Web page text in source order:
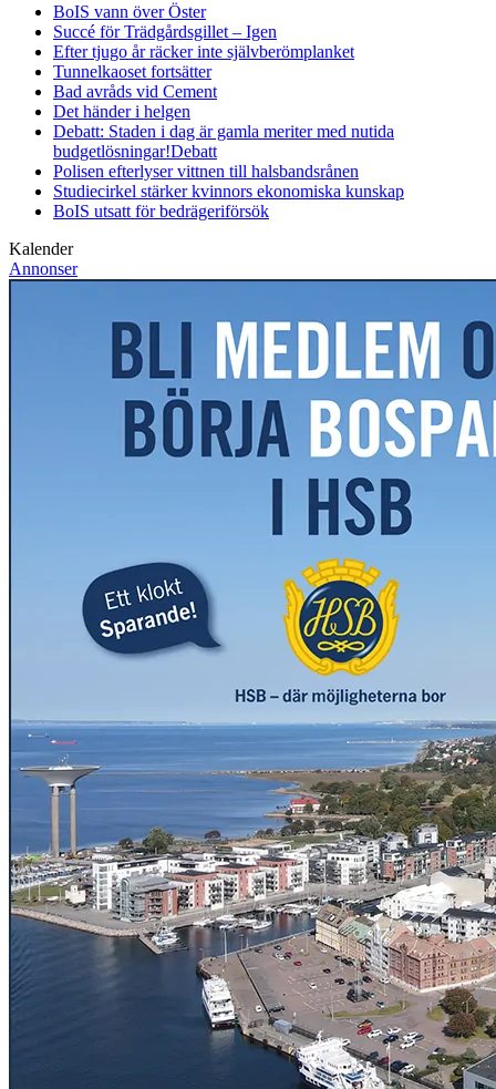
BoIS vann över Öster
Succé för Trädgårdsgillet – Igen
Efter tjugo år räcker inte självberömplanket
Tunnelkaoset fortsätter
Bad avråds vid Cement
Det händer i helgen
Debatt: Staden i dag är gamla meriter med nutida
budgetlösningar!Debatt
Polisen efterlyser vittnen till halsbandsrånen
Studiecirkel stärker kvinnors ekonomiska kunskap
BoIS utsatt för bedrägeriförsök
Kalender
Annonser